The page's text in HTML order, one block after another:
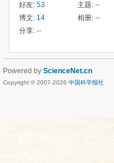
好友: 53 主题: --
博文: 14 相册: --
分享: --
Powered by ScienceNet.cn
Copyright © 2007-2026 中国科学报社